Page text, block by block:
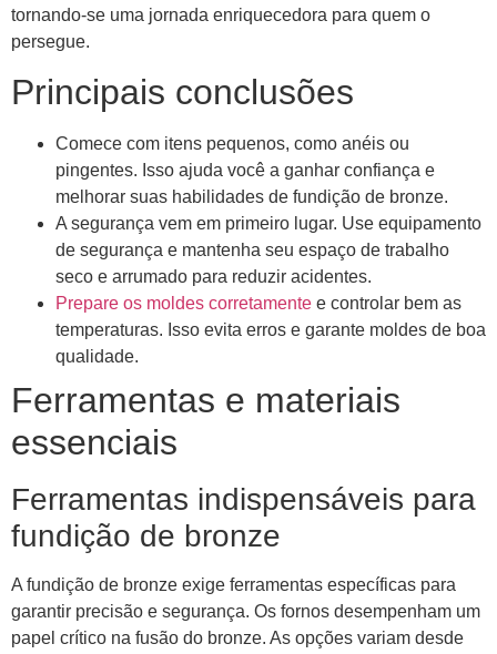
tornando-se uma jornada enriquecedora para quem o
persegue.
Principais conclusões
Comece com itens pequenos, como anéis ou
pingentes. Isso ajuda você a ganhar confiança e
melhorar suas habilidades de fundição de bronze.
A segurança vem em primeiro lugar. Use equipamento
de segurança e mantenha seu espaço de trabalho
seco e arrumado para reduzir acidentes.
Prepare os moldes corretamente e controlar bem as
temperaturas. Isso evita erros e garante moldes de boa
qualidade.
Ferramentas e materiais
essenciais
Ferramentas indispensáveis ​​para
fundição de bronze
A fundição de bronze exige ferramentas específicas para
garantir precisão e segurança. Os fornos desempenham um
papel crítico na fusão do bronze. As opções variam desde